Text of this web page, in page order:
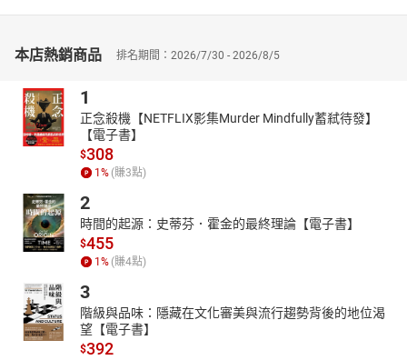
映了中國社會經濟的發展和變遷。他們的生平和事蹟，不僅讓我們
社會責任。這些故事不僅有助於我們理解過去，也為當代和未來的
商人提供了寶貴的啟示和靈感。
【本書特色】：
本書深入探討了從先秦到近代的中國名商，揭示了他們如何在各自
時代背景下成功經商及其對社會帶來的影響。透過生動的故事和深
入分析，讀者不僅能夠了解這些商人的商業策略和智慧，更能感受
到他們在政治、社會文化方面的重要影響以及各時代的社會經濟背
景。本書不僅是對中國商業史的回顧，也是對社會經濟發展變遷的
本店熱銷商品 排名期間：2026/7/30 - 2026/8/5
1
正念殺機【NETFLIX影集Murder Mindfully蓄弒待發】
【電子書】
$308
1 % (賺3點)
2
時間的起源：史蒂芬．霍金的最終理論【電子書】
$455
1 % (賺4點)
3
階級與品味：隱藏在文化審美與流行趨勢背後的地位渴
望【電子書】
$392